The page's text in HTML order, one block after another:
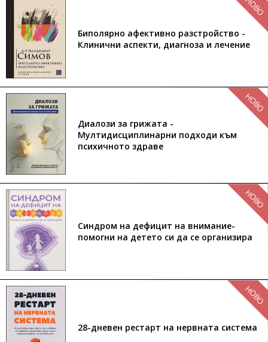
Биполярно афективно разстройство -
Клинични аспекти, диагноза и лечение
НОВО
Диалози за грижата -
Мултидисциплинарни подходи към
психичното здраве
НОВО
Синдром на дефицит на внимание-
помогни на детето си да се организира
НОВО
28-дневен рестарт на нервната система
НОВО